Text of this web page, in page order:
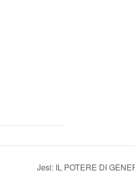
Jesi: IL POTERE DI